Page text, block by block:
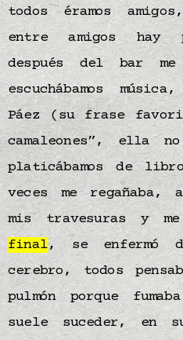
todos éramos
entre amigos hay
después del bar
escuchábamos
Páez (su frase
camaleones”, ella
platicábamos de
veces me regañaba,
mis travesuras y
final, se enfermó
cerebro, todos
pulmón porque
suele suceder, en